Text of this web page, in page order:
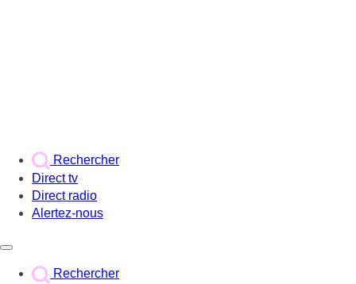
Rechercher
Direct tv
Direct radio
Alertez-nous
Rechercher